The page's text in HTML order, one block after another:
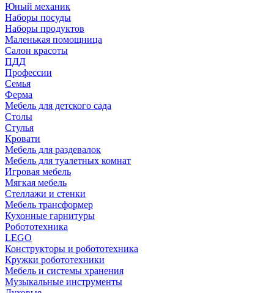
Юный механик
Наборы посуды
Наборы продуктов
Маленькая помощница
Салон красоты
ПДД
Профессии
Семья
Ферма
Мебель для детского сада
Столы
Cтулья
Кровати
Мебель для раздевалок
Мебель для туалетных комнат
Игровая мебель
Мягкая мебель
Стеллажи и стенки
Мебель трансформер
Кухонные гарнитуры
Робототехника
LEGO
Конструкторы и робототехника
Кружки робототехники
Мебель и системы хранения
Музыкальные инструменты